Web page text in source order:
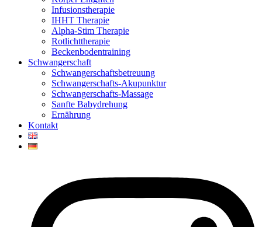
Infusionstherapie
IHHT Therapie
Alpha-Stim Therapie
Rotlichttherapie
Beckenbodentraining
Schwangerschaft
Schwangerschaftsbetreuung
Schwangerschafts-Akupunktur
Schwangerschafts-Massage
Sanfte Babydrehung
Ernährung
Kontakt